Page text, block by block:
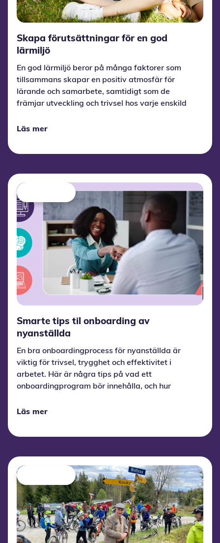
Skapa förutsättningar för en god
lärmiljö
En god lärmiljö beror på många faktorer som
tillsammans skapar en positiv atmosfär för
lärande och samarbete, samtidigt som de
främjar utveckling och trivsel hos varje enskild
Läs mer
Smarte tips til onboarding av
nyanställda
En bra onboardingprocess för nyanställda är
viktig för trivsel, trygghet och effektivitet i
arbetet. Här är några tips på vad ett
onboardingprogram bör innehålla, och hur
smidigare för både medarbetare och chefer.
Läs mer